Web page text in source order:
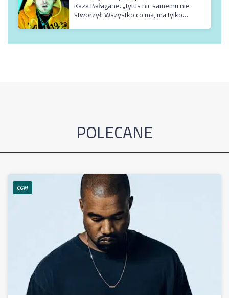
Kaza Bałagane. „Tytus nic samemu nie
stworzył. Wszystko co ma, ma tylko
TVN-ie”
POLECANE
CGM